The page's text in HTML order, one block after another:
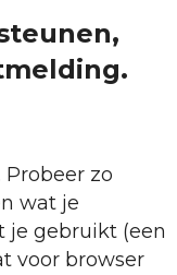
Probeer zo
wat je
je gebruikt (een
voor browser